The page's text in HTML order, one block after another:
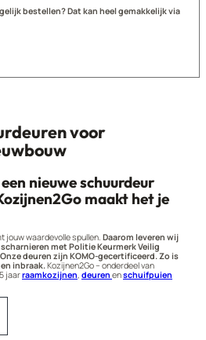
bestellen? Dat kan heel gemakkelijk via
voor
nieuwe schuurdeur
maakt het je
jouw waardevolle spullen. Daarom leveren wij
met Politie Keurmerk Veilig
deuren zijn KOMO-gecertificeerd. Zo is
inbraak.Kozijnen2Go – onderdeel van
jaarraamkozijnen, deuren enschuifpuien